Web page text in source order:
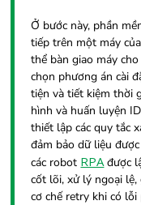
Ở bước này, phần
tiếp trên một máy
thể bàn giao máy
chọn phương án cài
tiện và tiết kiệm thời
hình và huấn luyện
thiết lập các quy tắc
đảm bảo dữ liệu
các robot RPAđược
cốt lõi, xử lý ngoại
cơ chế retry khi có lỗi